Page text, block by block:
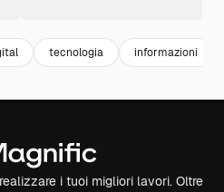
tecnologia informazioni
i tuoi migliori lavori. Oltre